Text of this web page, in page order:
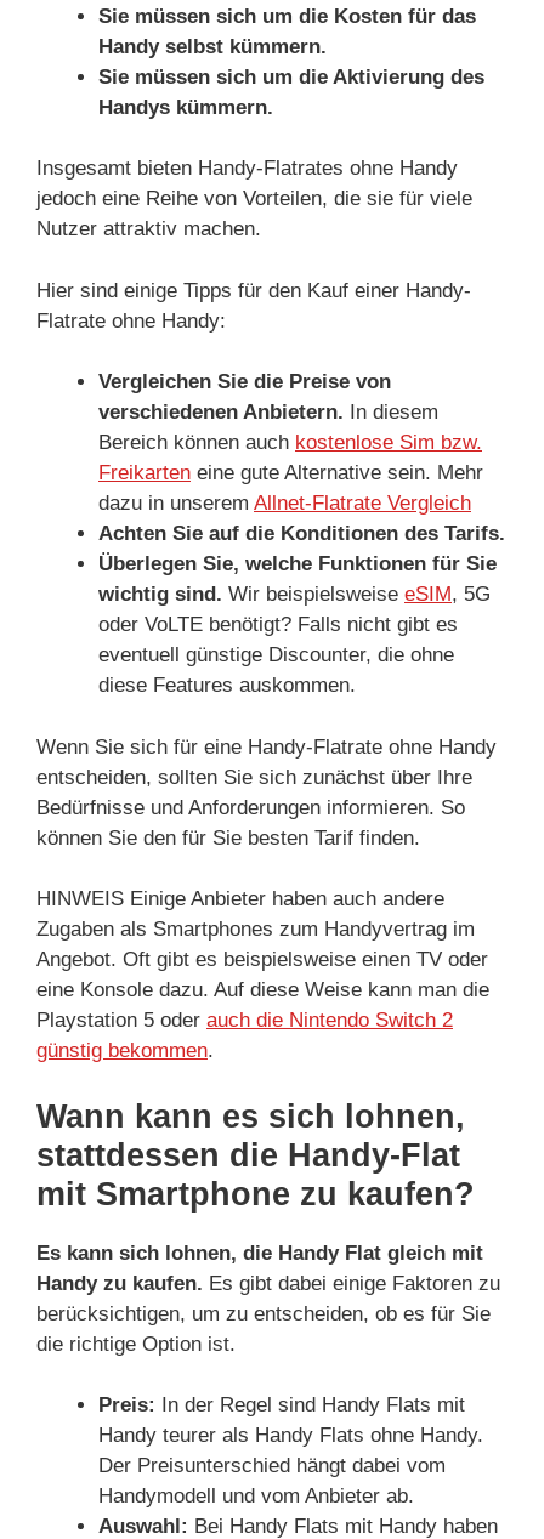
Sie müssen sich um die Kosten für das
Handy selbst kümmern.
Sie müssen sich um die Aktivierung des
Handys kümmern.
Insgesamt bieten Handy-Flatrates ohne Handy
jedoch eine Reihe von Vorteilen, die sie für viele
Nutzer attraktiv machen.
Hier sind einige Tipps für den Kauf einer Handy-
Flatrate ohne Handy:
Vergleichen Sie die Preise von
verschiedenen Anbietern. In diesem
Bereich können auch kostenlose Sim bzw.
Freikarten eine gute Alternative sein. Mehr
dazu in unserem Allnet-Flatrate Vergleich
Achten Sie auf die Konditionen des Tarifs.
Überlegen Sie, welche Funktionen für Sie
wichtig sind. Wir beispielsweise eSIM, 5G
oder VoLTE benötigt? Falls nicht gibt es
eventuell günstige Discounter, die ohne
diese Features auskommen.
Wenn Sie sich für eine Handy-Flatrate ohne Handy
entscheiden, sollten Sie sich zunächst über Ihre
Bedürfnisse und Anforderungen informieren. So
können Sie den für Sie besten Tarif finden.
HINWEIS Einige Anbieter haben auch andere
Zugaben als Smartphones zum Handyvertrag im
Angebot. Oft gibt es beispielsweise einen TV oder
eine Konsole dazu. Auf diese Weise kann man die
Playstation 5 oder auch die Nintendo Switch 2
günstig bekommen.
Wann kann es sich lohnen,
stattdessen die Handy-Flat
mit Smartphone zu kaufen?
Es kann sich lohnen, die Handy Flat gleich mit
Handy zu kaufen. Es gibt dabei einige Faktoren zu
berücksichtigen, um zu entscheiden, ob es für Sie
die richtige Option ist.
Preis: In der Regel sind Handy Flats mit
Handy teurer als Handy Flats ohne Handy.
Der Preisunterschied hängt dabei vom
Handymodell und vom Anbieter ab.
Auswahl: Bei Handy Flats mit Handy haben